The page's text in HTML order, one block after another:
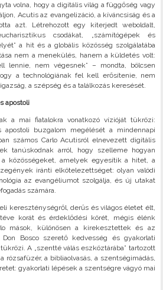
volna, hogy a digitális világ a függőség vagy
Acutis az evangelizáció, a kíváncsiság és a
azt. Létrehozott egy kiterjedt weboldalt,
csodákat, „számítógépek és
a hit és a globális közösség szolgálatába
nem a menekülés, hanem a küldetés volt:
lennie, nem végesnek” – mondta, bölcsen
a technológiának fel kell erősítenie, nem
a szépség és a találkozás keresését.
apostoli
a mai fiatalokra vonatkozó vízióját tükrözi:
apostoli buzgalom megélését a mindennapi
számos Carlo Acutisról elnevezett digitális
tanúskodnak arról, hogy szelleme hogyan
a közösségeket, amelyek egyesítik a hitet, a
iránti elkötelezettséget: olyan valódi
az evangéliumot szolgálja, és új utakat
számára.
kereszténységről, derűs és világos életet élt,
korát és érdeklődési körét, mégis élénk
mások, különösen a kirekesztettek és az
Bosco szerető kedvesség és gyakorlati
A „szentté válás eszköztárába” tartozott
rózsafüzér, a bibliaolvasás, a szentségimádás,
gyakorlati lépések a szentségre vágyó mai